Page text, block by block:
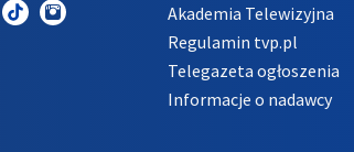
Akademia Telewizyjna
Regulamin tvp.pl
Telegazeta ogłoszenia
Informacje o nadawcy